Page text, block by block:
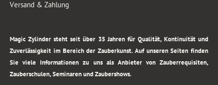
Versand & Zahlung
Magic Zylinder steht seit über 35 Jahren für Qualität, Kontinuität und
Zuverlässigkeit im Bereich der Zauberkunst. Auf unseren Seiten finden
Sie viele Informationen zu uns als Anbieter von Zauberrequisiten,
Zauberschulen, Seminaren und Zaubershows.